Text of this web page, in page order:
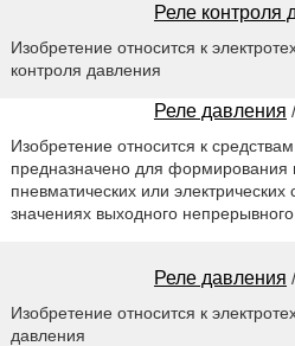
Реле контроля
Изобретение относится к
контроля давления
Реле давления
Изобретение относится к
предназначено для формирования
пневматических или
значениях выходного
Реле давления
Изобретение относится к
давления